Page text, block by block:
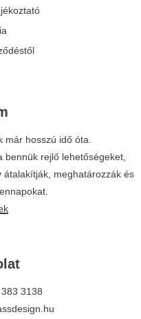
már hosszú idő óta.
rejlő lehetőségeket,
meghatározzák és
3138